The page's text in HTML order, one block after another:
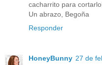
cacharrito para
Un abrazo, Begoña
Responder
HoneyBunny 27 de